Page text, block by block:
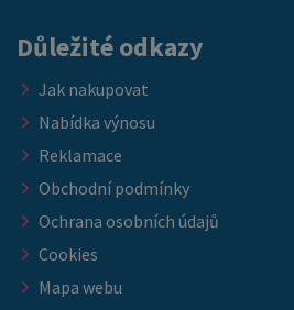
Důležité odkazy
Jak nakupovat
Nabídka výnosu
Reklamace
Obchodní podmínky
Ochrana osobních údajů
Cookies
Mapa webu